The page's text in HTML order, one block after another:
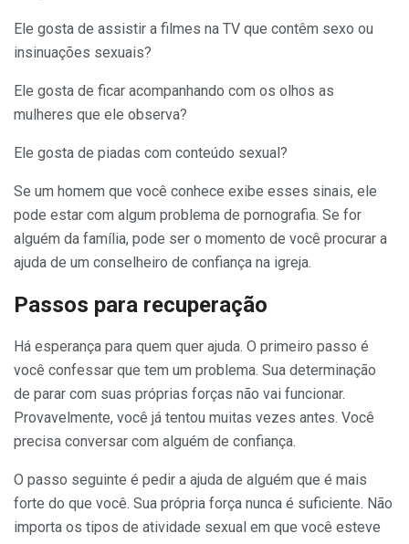
Ele gosta de assistir a filmes na TV que contêm sexo ou
insinuações sexuais?
Ele gosta de ficar acom­panhando com os olhos as
mulheres que ele observa?
Ele gosta de piadas com conteúdo sexual?
Se um homem que você conhece exibe esses sinais, ele
pode estar com algum problema de pornografia. Se for
alguém da família, pode ser o momento de você procurar a
ajuda de um conselheiro de confiança na igreja.
Passos para recuperação
Há esperança para quem quer ajuda. O primeiro passo é
você confessar que tem um problema. Sua determinação
de parar com suas próprias forças não vai funcionar.
Provavelmente, você já tentou muitas vezes antes. Você
precisa conversar com alguém de confiança.
O passo seguinte é pedir a ajuda de alguém que é mais
forte do que você. Sua própria força nunca é suficiente. Não
importa os tipos de atividade sexual em que você esteve